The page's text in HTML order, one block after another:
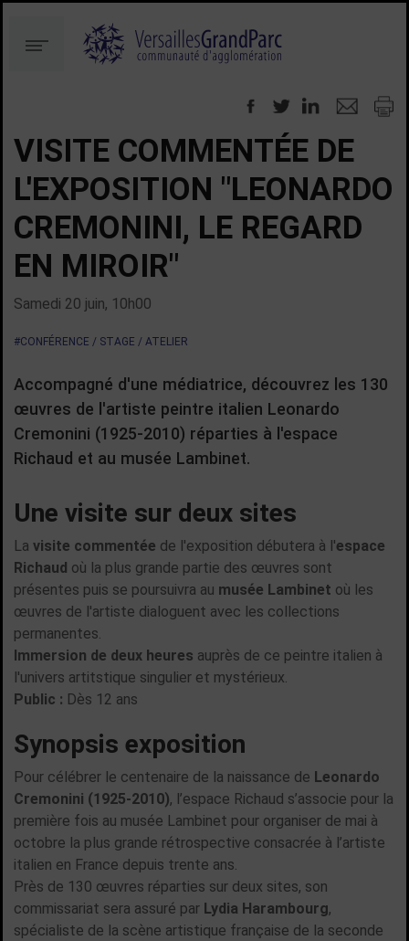
au
contenu
à
Menu
VISITE COMMENTÉE DE
L'EXPOSITION "LEONARDO
CREMONINI, LE REGARD
EN MIROIR"
Samedi 20 juin, 10h00
#CONFÉRENCE / STAGE / ATELIER
Accompagné d'une médiatrice, découvrez les 130
œuvres de l'artiste peintre italien Leonardo
Cremonini (1925-2010) réparties à l'espace
Richaud et au musée Lambinet.
Une visite sur deux sites
La visite commentée de l'exposition débutera à l'espace
Richaud où la plus grande partie des œuvres sont
présentes puis se poursuivra au musée Lambinet où les
œuvres de l'artiste dialoguent avec les collections
permanentes.
Immersion de deux heures auprès de ce peintre italien à
l'univers artitstique singulier et mystérieux.
Public : Dès 12 ans
Synopsis exposition
Pour célébrer le centenaire de la naissance de Leonardo
Cremonini (1925-2010), l’espace Richaud s’associe pour la
première fois au musée Lambinet pour organiser de mai à
octobre la plus grande rétrospective consacrée à l’artiste
italien en France depuis trente ans.
Près de 130 œuvres réparties sur deux sites, son
commissariat sera assuré par Lydia Harambourg,
spécialiste de la scène artistique française de la seconde